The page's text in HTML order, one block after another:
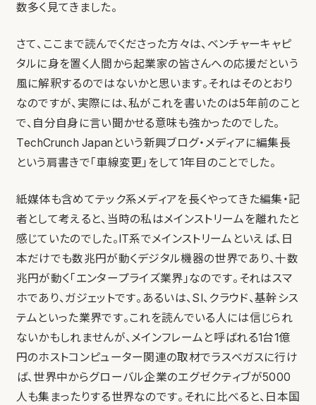
数多く見てきました。
さて、ここまで読んでくださった方々は、ベンチャーキャピ
タルに身を置く人間から起業家の皆さんへの応援だという
風に解釈するのではないかと思います。それはそのとおり
なのですが、実際には、私がこれを書いたのは5年前のこと
で、自分自身に言い聞かせる意味も強かったのでした。
TechCrunch Japanという新興ブログ・メディアに編集長
という肩書きで「車線変更」をして1年目のことでした。
紙媒体も含めてテック系メディアを長くやってきた編集・記
者として考えると、当時の私はメインストリームを離れたと
感じていたのでした。IT系でメインストリームといえば、日
本だけでも数兆円が動くデジタル機器の世界であり、十数
兆円が動く「エンタープライズ業界」なのです。それはスマ
ホであり、ガジェットです。あるいは、SI、クラウド、基幹シス
テムといった業界です。これを読んでいる人には信じられ
ないかもしれませんが、メインフレームと呼ばれる1台1億
円のホストコンピューター関連の取材でラスベガスに行け
ば、世界中からグローバル企業のエグゼクティブが5000
人も集まったりする世界なのです。それに比べると、日本国